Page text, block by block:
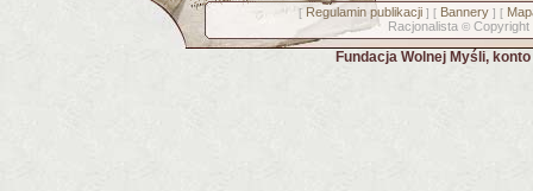
[ Regulamin publikacji] [ Bannery] [
Racjonalista © Copyright
Fundacja Wolnej Myśli,